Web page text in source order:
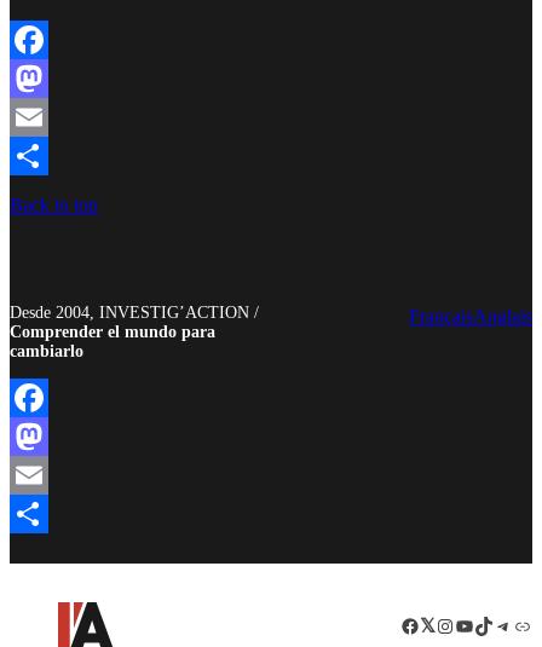
Facebook
Mastodon
Email
Compartir
Back to top
Desde 2004, INVESTIG’ACTION /
Comprender el mundo para
cambiarlo
FrançaisAnglais
Facebook
Mastodon
Email
Facebook
LinkedIn
Instagram
YouTube
TikTok